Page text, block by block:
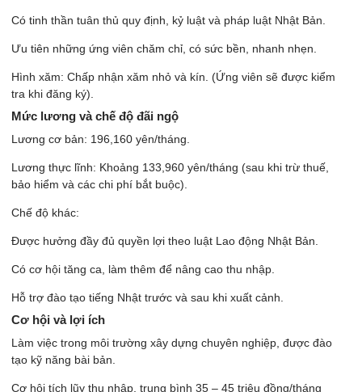
Có tinh thần tuân thủ quy định, kỷ luật và pháp luật Nhật Bản.
Ưu tiên những ứng viên chăm chỉ, có sức bền, nhanh nhẹn.
Hình xăm: Chấp nhận xăm nhỏ và kín. (Ứng viên sẽ được kiểm
tra khi đăng ký).
Mức lương và chế độ đãi ngộ
Lương cơ bản: 196,160 yên/tháng.
Lương thực lĩnh: Khoảng 133,960 yên/tháng (sau khi trừ thuế,
bảo hiểm và các chi phí bắt buộc).
Chế độ khác:
Được hưởng đầy đủ quyền lợi theo luật Lao động Nhật Bản.
Có cơ hội tăng ca, làm thêm để nâng cao thu nhập.
Hỗ trợ đào tạo tiếng Nhật trước và sau khi xuất cảnh.
Cơ hội và lợi ích
Làm việc trong môi trường xây dựng chuyên nghiệp, được đào
tạo kỹ năng bài bản.
Cơ hội tích lũy thu nhập, trung bình 35 – 45 triệu đồng/tháng